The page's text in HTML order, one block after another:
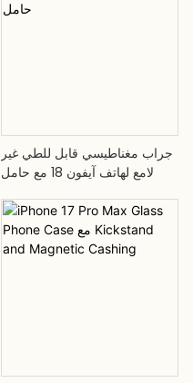
جراب مغناطيسي قابل للطي غير
لامع لهاتف آيفون 18 مع حامل